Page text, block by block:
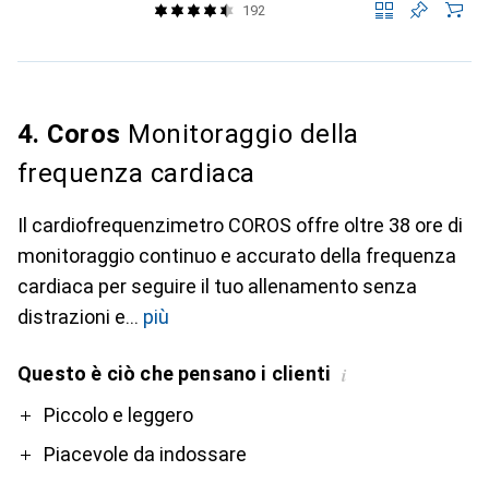
192
4. Coros Monitoraggio della
frequenza cardiaca
Il cardiofrequenzimetro COROS offre oltre 38 ore di
monitoraggio continuo e accurato della frequenza
cardiaca per seguire il tuo allenamento senza
distrazioni e
più
Questo è ciò che pensano i clienti i
ProPiccolo e leggero
Piacevole da indossare
Contro